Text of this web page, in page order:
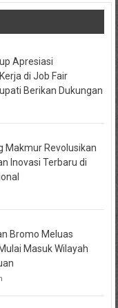
Apresiasi
di Job Fair
Berikan Dukungan
Makmur Revolusikan
Inovasi Terbaru di
Bromo Meluas
Masuk Wilayah
pada
di